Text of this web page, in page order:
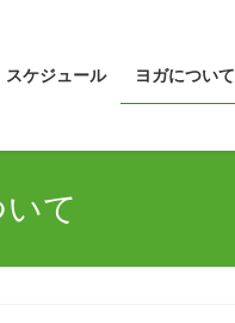
スケジュール ヨガについて
て